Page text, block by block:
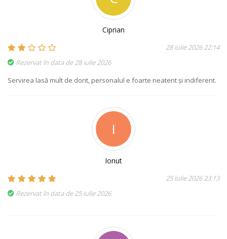
Ciprian
28 iulie 2026 22:14
Rezervat în data de 28 iulie 2026
Servirea lasă mult de dorit, personalul e foarte neatent și indiferent.
I
Ionut
25 iulie 2026 23:13
Rezervat în data de 25 iulie 2026